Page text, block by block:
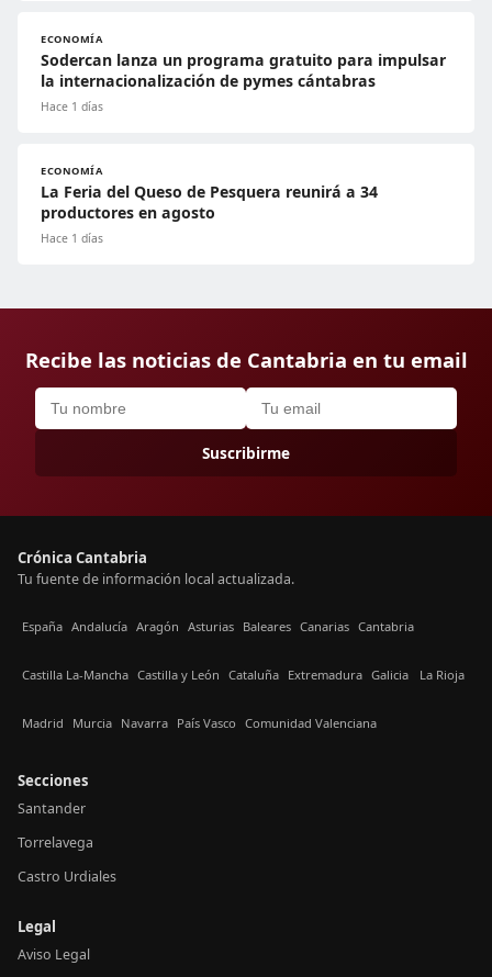
ECONOMÍA
Sodercan lanza un programa gratuito para impulsar
la internacionalización de pymes cántabras
Hace 1 días
ECONOMÍA
La Feria del Queso de Pesquera reunirá a 34
productores en agosto
Hace 1 días
Recibe las noticias de Cantabria en tu email
Suscribirme
Crónica Cantabria
Tu fuente de información local actualizada.
España Andalucía Aragón Asturias Baleares Canarias Cantabria
Castilla La-Mancha Castilla y León Cataluña Extremadura Galicia La Rioja
Madrid Murcia Navarra País Vasco Comunidad Valenciana
Secciones
Santander
Torrelavega
Castro Urdiales
Legal
Aviso Legal